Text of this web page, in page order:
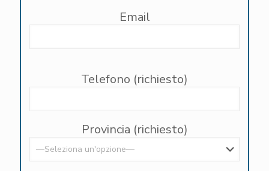
Email
Telefono (richiesto)
Provincia (richiesto)